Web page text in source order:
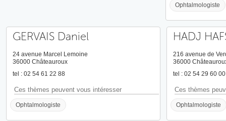
Ophtalmologiste
GERVAIS Daniel
24 avenue Marcel Lemoine
36000 Châteauroux
tel : 02 54 61 22 88
Ces thèmes peuvent vous intéresser
Ophtalmologiste
HADJ
216 avenue de
36000
tel : 02 54 29 60 00
Ces thèmes
Ophtalmologiste